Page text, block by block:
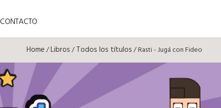
CONTACTO
Home/Libros/Todos los títulos/ Rasti - Jugá con Fideo